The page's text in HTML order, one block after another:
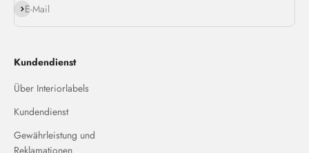
E-Mail
Abonnieren
Kundendienst
Über Interiorlabels
Kundendienst
Gewährleistung und
Reklamationen